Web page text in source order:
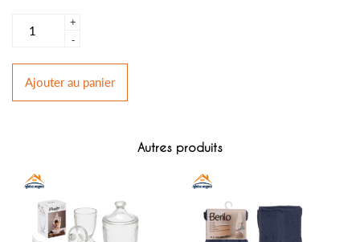
+
-
Ajouterau panier
Autres produits